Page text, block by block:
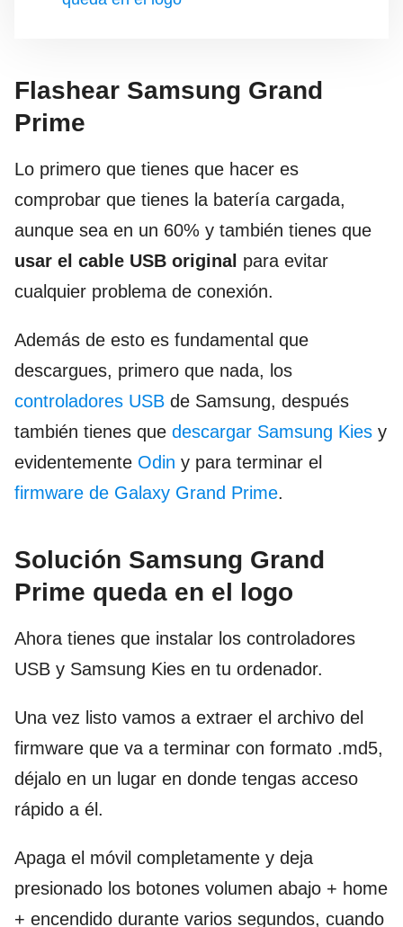
Flashear Samsung Grand
Prime
Lo primero que tienes que hacer es
comprobar que tienes la batería cargada,
aunque sea en un 60% y también tienes que
usar el cable USB original para evitar
cualquier problema de conexión.
Además de esto es fundamental que
descargues, primero que nada, los
controladores USB de Samsung, después
también tienes que descargar Samsung Kies y
evidentemente Odin y para terminar el
firmware de Galaxy Grand Prime.
Solución Samsung Grand
Prime queda en el logo
Ahora tienes que instalar los controladores
USB y Samsung Kies en tu ordenador.
Una vez listo vamos a extraer el archivo del
firmware que va a terminar con formato .md5,
déjalo en un lugar en donde tengas acceso
rápido a él.
Apaga el móvil completamente y deja
presionado los botones volumen abajo + home
+ encendido durante varios segundos, cuando